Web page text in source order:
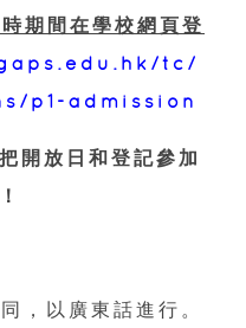
期間在學校網頁登
tc/
p1-admission
開放日和登記參加
，以廣東話進行。